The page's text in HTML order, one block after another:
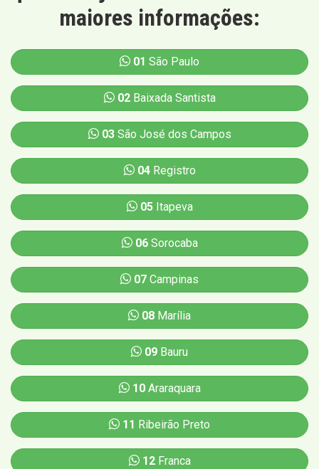
maiores informações:
01 São Paulo
02Baixada Santista
03São José dos Campos
04Registro
05Itapeva
06Sorocaba
07 Campinas
08 Marília
09 Bauru
10Araraquara
11 Ribeirão Preto
12Franca